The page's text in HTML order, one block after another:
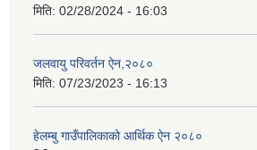
मिति: 02/28/2024 - 16:03
जलवायु परिवर्तन ऐन,२०८०
मिति: 07/23/2023 - 16:13
हेलम्बु गाउँपालिकाको आर्थिक ऐन २०८०